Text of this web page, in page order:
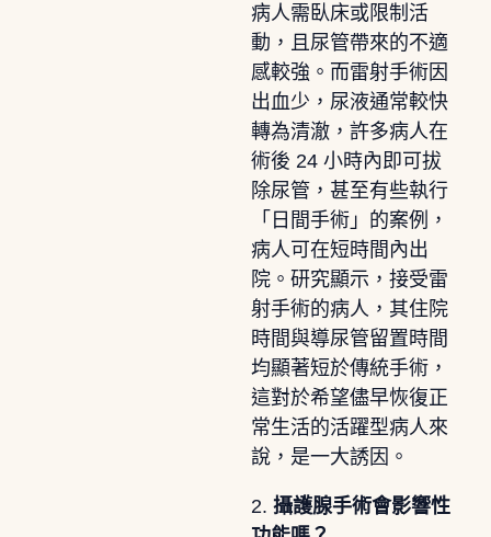
病人需臥床或限制活
動，且尿管帶來的不適
感較強。而雷射手術因
出血少，尿液通常較快
轉為清澈，許多病人在
術後 24 小時內即可拔
除尿管，甚至有些執行
「日間手術」的案例，
病人可在短時間內出
院。研究顯示，接受雷
射手術的病人，其住院
時間與導尿管留置時間
均顯著短於傳統手術，
這對於希望儘早恢復正
常生活的活躍型病人來
說，是一大誘因。
2. 攝護腺手術會影響性